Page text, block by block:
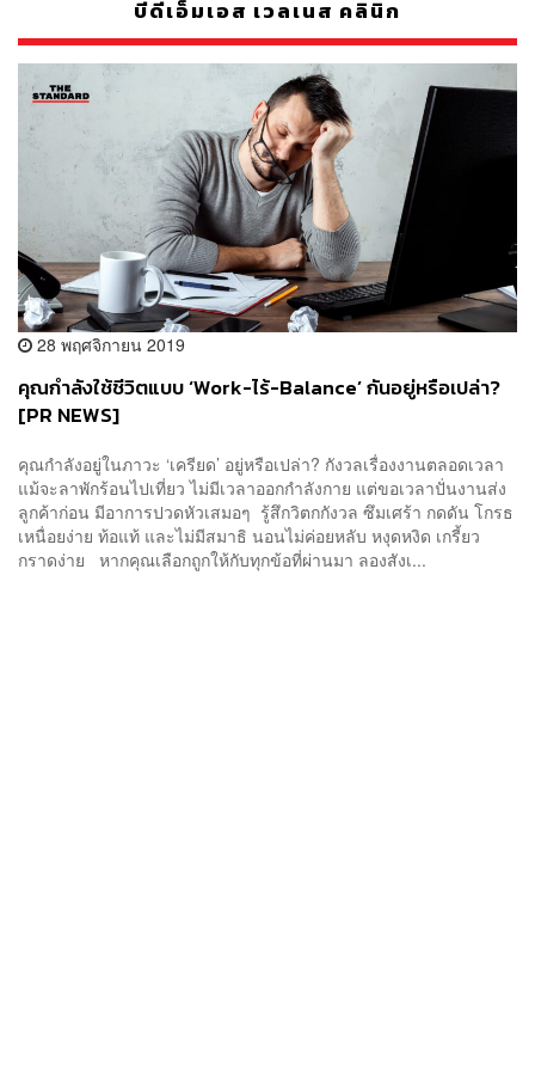
บีดีเอ็มเอส เวลเนส คลินิก
28 พฤศจิกายน 2019
คุณกำลังใช้ชีวิตแบบ ‘Work-ไร้-Balance’ กันอยู่หรือเปล่า?
[PR NEWS]
คุณกำลังอยู่ในภาวะ ‘เครียด’ อยู่หรือเปล่า? กังวลเรื่องงานตลอดเวลา
แม้จะลาพักร้อนไปเที่ยว ไม่มีเวลาออกกำลังกาย แต่ขอเวลาปั่นงานส่ง
ลูกค้าก่อน มีอาการปวดหัวเสมอๆ รู้สึกวิตกกังวล ซึมเศร้า กดดัน โกรธ
เหนื่อยง่าย ท้อแท้ และไม่มีสมาธิ นอนไม่ค่อยหลับ หงุดหงิด เกรี้ยว
กราดง่าย หากคุณเลือกถูกให้กับทุกข้อที่ผ่านมา ลองสังเ...